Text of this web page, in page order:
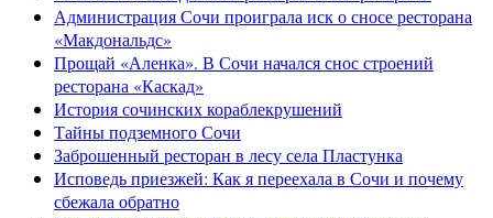
Администрация Сочи проиграла иск о сносе ресторана
«Макдональдс»
Прощай «Аленка». В Сочи начался снос строений
ресторана «Каскад»
История сочинских кораблекрушений
Тайны подземного Сочи
Заброшенный ресторан в лесу села Пластунка
Исповедь приезжей: Как я переехала в Сочи и почему
сбежала обратно